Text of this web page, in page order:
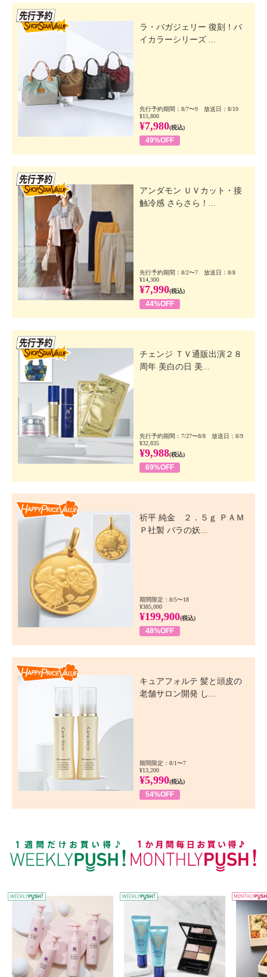
ラ・バガジェリー 復刻！バ
イカラーシリーズ ...
先行予約期間：8/7〜9 放送日：8/10
¥15,800
¥7,980(税込)
49%OFF
アンダモン ＵＶカット・接
触冷感 さらさら！...
先行予約期間：8/2〜7 放送日：8/8
¥14,300
¥7,990(税込)
44%OFF
チェンジ ＴＶ通販出演２８
周年 美白の日 美...
先行予約期間：7/27〜8/8 放送日：8/9
¥32,835
¥9,988(税込)
69%OFF
祈平 純金 ２．５ｇ ＰＡＭ
Ｐ社製 バラの妖...
期間限定：8/5〜18
¥385,000
¥199,900(税込)
48%OFF
キュアフォルテ 髪と頭皮の
老舗サロン開発 し...
期間限定：8/1〜7
¥13,200
¥5,990(税込)
54%OFF
WEEKLY PUSH